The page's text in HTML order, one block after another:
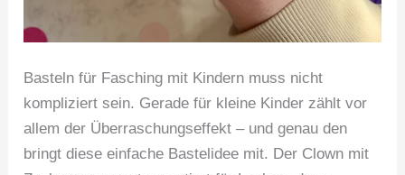
Basteln für Fasching mit Kindern muss nicht
kompliziert sein. Gerade für kleine Kinder zählt vor
allem der Überraschungseffekt – und genau den
bringt diese einfache Bastelidee mit. Der Clown mit